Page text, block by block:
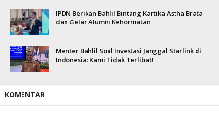
IPDN Berikan Bahlil Bintang Kartika Astha Brata
dan Gelar Alumni Kehormatan
Menter Bahlil Soal Investasi Janggal Starlink di
Indonesia: Kami Tidak Terlibat!
KOMENTAR